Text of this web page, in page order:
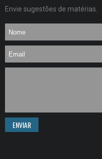
Envie sugestões de matérias.
ENVIAR